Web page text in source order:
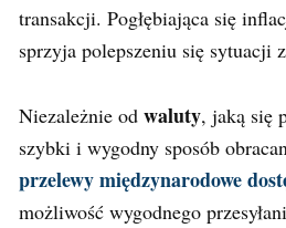
transakcji. Pogłębiająca się
sprzyja polepszeniu się sytuacji
Niezależnie od waluty, jaką się
szybki i wygodny sposób
przelewy międzynarodowe
możliwość wygodnego